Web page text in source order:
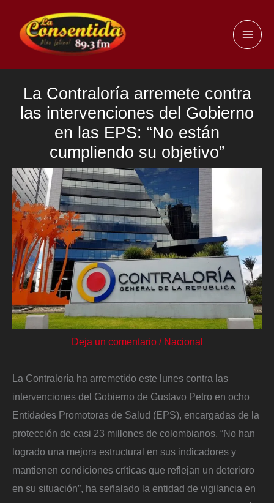
contenido
La Contraloría arremete contra
las intervenciones del Gobierno
en las EPS: “No están
cumpliendo su objetivo”
Deja un comentario / Nacional
La Contraloría ha arremetido este lunes contra las
intervenciones del Gobierno de Gustavo Petro en ocho
Entidades Promotoras de Salud (EPS), encargadas de la
protección de casi 23 millones de colombianos. “No han
logrado una mejora estructural en sus indicadores y
mantienen condiciones críticas que reflejan un deterioro
en su situación”, ha señalado la entidad de vigilancia en